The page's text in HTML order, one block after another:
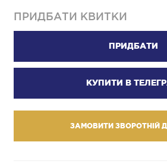
ПРИДБАТИ КВИТКИ
ПРИДБАТИ
КУПИТИ В
ЗАМОВИТИ ЗВОРОТНІЙ